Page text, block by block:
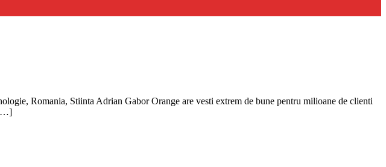
Romania, Stiinta Adrian Gabor Orange are vesti extrem de bune pentru milioane de clienti
[…]